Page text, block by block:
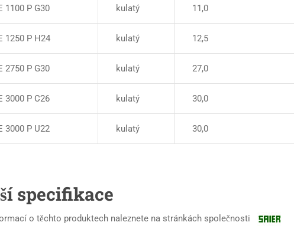
1100 P G30 kulatý 11,0
1250 P H24 kulatý 12,5
2750 P G30 kulatý 27,0
3000 P C26 kulatý 30,0
3000 P U22 kulatý 30,0
specifikace
o těchto produktech naleznete na stránkách společnosti